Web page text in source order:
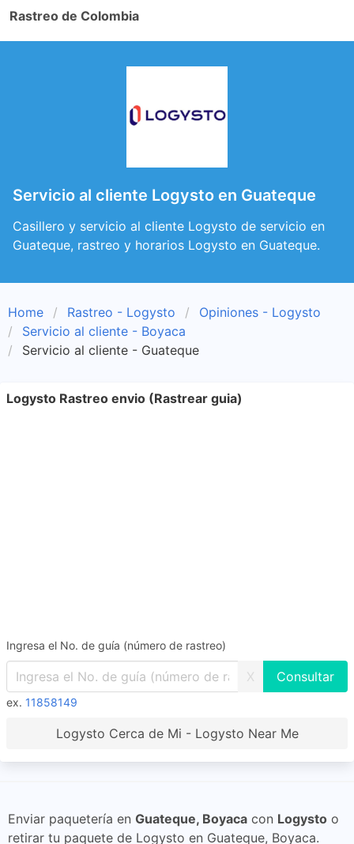
Rastreo de Colombia
Servicio al cliente Logysto en Guateque
Casillero y servicio al cliente Logysto de servicio en
Guateque, rastreo y horarios Logysto en Guateque.
Home Rastreo - Logysto
Opiniones - Logysto
Servicio al cliente - Boyaca
Servicio al cliente - Guateque
Logysto Rastreo envio (Rastrear guia)
Ingresa el No. de guía (número de rastreo)
X
ex. 11858149
Logysto Cerca de Mi - Logysto Near Me
Enviar paquetería en Guateque, Boyaca con Logysto o
retirar tu paquete de Logysto en Guateque, Boyaca.